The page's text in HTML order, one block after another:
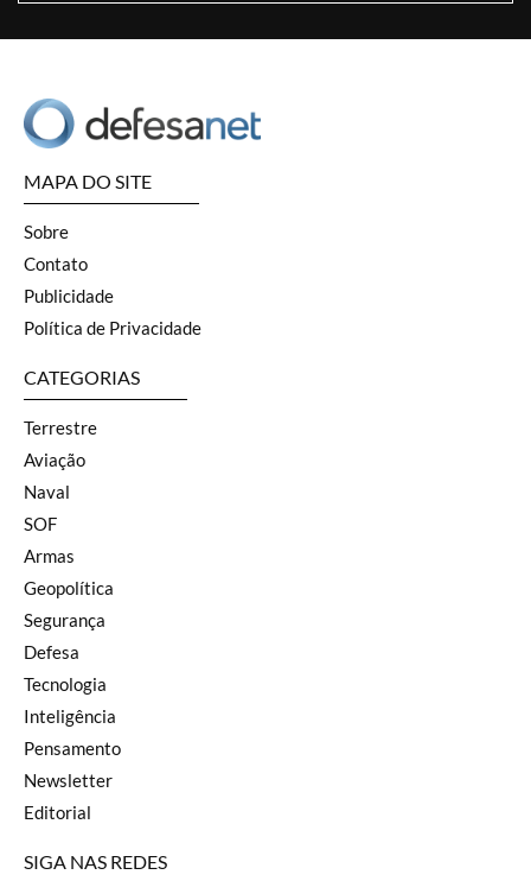
MAPA DO SITE
Sobre
Contato
Publicidade
Política de Privacidade
CATEGORIAS
Terrestre
Aviação
Naval
SOF
Armas
Geopolítica
Segurança
Defesa
Tecnologia
Inteligência
Pensamento
Newsletter
Editorial
SIGA NAS REDES